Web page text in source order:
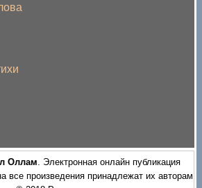
Оллам. Электронная онлайн публикация
все произведения принадлежат их авторам